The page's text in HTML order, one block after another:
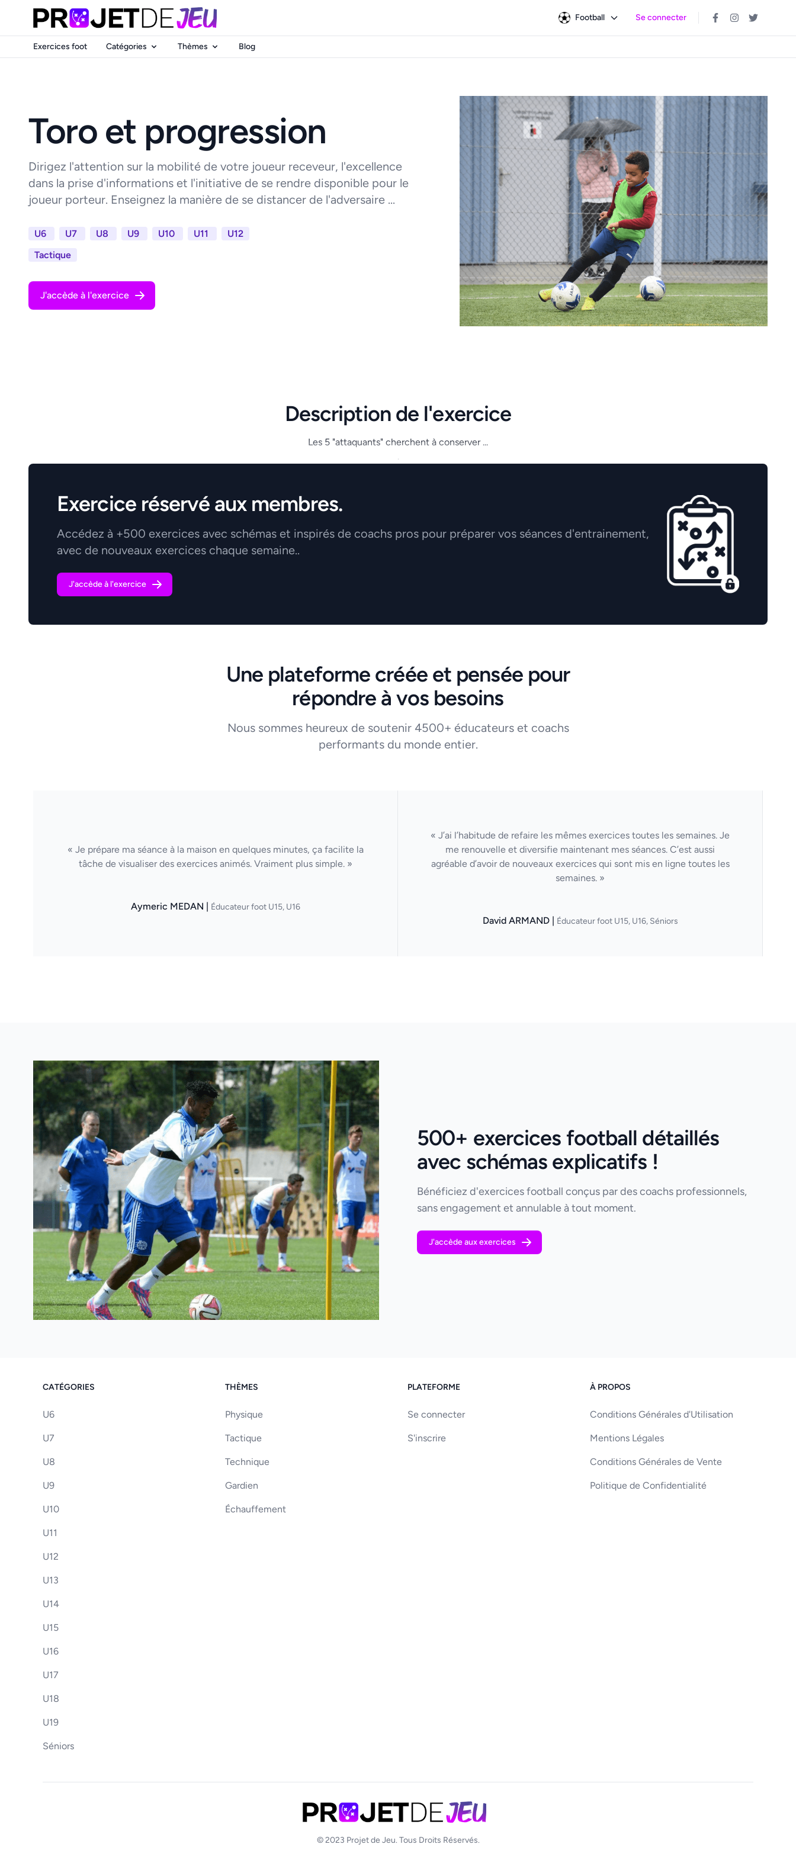
Football Se connecter
Exercices foot Catégories Thèmes Blog
Toro et progression
Dirigez l'attention sur la mobilité de votre joueur receveur, l'excellence
dans la prise d'informations et l'initiative de se rendre disponible pour le
joueur porteur. Enseignez la manière de se distancer de l'adversaire ...
U6 U7 U8 U9 U10 U11
U12
Tactique
J'accède à l'exercice
Description de l'exercice
Les 5 "attaquants" cherchent à conserver ...
.
Exercice réservé aux membres.
Accédez à +500 exercices avec schémas et inspirés de coachs pros pour préparer vos séances d'entrainement,
avec de nouveaux exercices chaque semaine..
J'accède à l'exercice
Une plateforme créée et pensée pour
répondre à vos besoins
Nous sommes heureux de soutenir 4500+ éducateurs et coachs
performants du monde entier.
« Je prépare ma séance à la maison en quelques minutes, ça facilite la
tâche de visualiser des exercices animés. Vraiment plus simple. »
Aymeric MEDAN | Éducateur foot U15, U16
« J’ai l’habitude de refaire les mêmes exercices toutes les semaines. Je
me renouvelle et diversifie maintenant mes séances. C’est aussi
agréable d’avoir de nouveaux exercices qui sont mis en ligne toutes les
semaines. »
David ARMAND | Éducateur foot U15, U16, Séniors
500+ exercices football détaillés
avec schémas explicatifs !
Bénéficiez d'exercices football conçus par des coachs professionnels,
sans engagement et annulable à tout moment.
J'accède aux exercices
CATÉGORIES
U6
U7
U8
U9
U10
U11
U12
U13
U14
U15
U16
U17
U18
U19
Séniors
THÈMES
Physique
Tactique
Technique
Gardien
Échauffement
PLATEFORME
Se connecter
S'inscrire
À PROPOS
Conditions Générales d'Utilisation
Mentions Légales
Conditions Générales de Vente
Politique de Confidentialité
© 2023 Projet de Jeu. Tous Droits Réservés.